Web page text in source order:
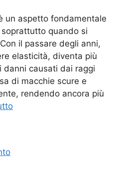
un aspetto fondamentale
quando si
il passare degli anni,
elasticità, diventa più
danni causati dai raggi
di macchie scure e
rendendo ancora più